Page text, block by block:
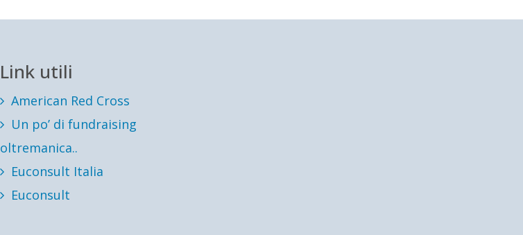
Link utili
American Red Cross
Un po’ di fundraising
oltremanica..
Euconsult Italia
Euconsult